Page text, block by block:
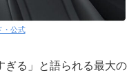
・公式
ぎる」と語られる最大の